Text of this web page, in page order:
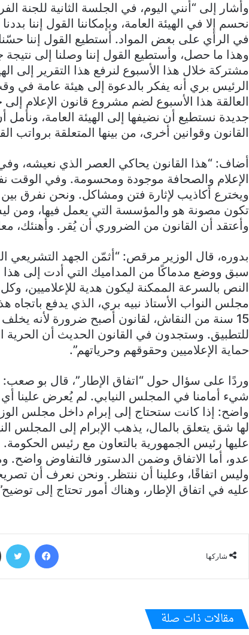
وأشار إلى “أنني اليوم، في الجلسة الثانية للجنة
نحسم إلا في الهيئة العامة، وبإمكاننا القول إننا
في الرأي على بعض المواد. أستطيع القول إننا
وهذا ما حصل، وأستطيع القول إننا وصلنا إلى نتيجة
مشتركة خلال هذا الأسبوع لنرفع هذا التقرير إلى
الرئيس بري أنه يفكر بالدعوة إلى هيئة عامة في
العالقة هذا الأسبوع لضم مشروع قانون الإعلام
جديدة نستطيع أن نضيفها إلى الهيئة العامة،
القانون وقوانين أخرى، من بينها المتعلقة برواتب
أضاف: “هذا القانون يحاكي العصر الذي نعيشه،
الإعلام والصحافة موجودة ومحسومة. وفي
ويخترع أكاذيب لإثارة فتن ومشاكل. ونحن نفرق
تكون مصونة هو والمؤسسة التي يعمل فيها، ومن
وأعتقد أن القانون من الضروري أن يُقر. وأهنئك،
بدوره، قال الوزير مرقص: “أثمّن الجهد
سبق ووضع مدماكًا من المداميك التي أدت إلى
النص بالسرعة الممكنة ليكون هدية للإعلاميين،
مجلس النواب الأستاذ نبيه بري، الذي يدفع باتجاه
15 سنة من النقاش، لقانون أصبح ضرورة لأنه
للتطبيق. وستجدون في القانون الحديث أن الحرية
حماية الإعلاميين وحقوقهم وحرياتهم”.
وردًا على سؤال حول “اتفاق الإطار”، قال بو صعب:
شيء أمامنا في المجلس النيابي. لم يُعرض علينا أي
واضح: إذا كانت ستحتاج إلى إبرام داخل مجلس
لها شق يتعلق بالمال، يذهب الإبرام إلى المجلس
عليها رئيس الجمهورية بالتعاون مع رئيس
عدو، أما الاتفاق وضمن الدستور فالتفاوض واضح.
وليس اتفاقًا، وعلينا أن ننتظر. ونحن نعرف أن
عليه في اتفاق الإطار، وهناك أمور تحتاج إلى
شاركها
فيسبوك
مقالات ذات صلة